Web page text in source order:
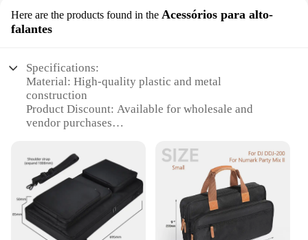
Here are the products found in the Acessórios para alto-
falantes
Specifications:
Material: High-quality plastic and metal
construction
Product Discount: Available for wholesale and
vendor purchases
Controller
Design and Style: Sleek, portable design with
intuitive controls
Usage and Purpose: Ideal for WeDJ and Rekordbox
software integration
Performance and Property: Robust performance
with responsive controls